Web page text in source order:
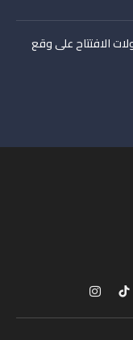
الافتتاح على وقع
تيكتوكالانستغرام